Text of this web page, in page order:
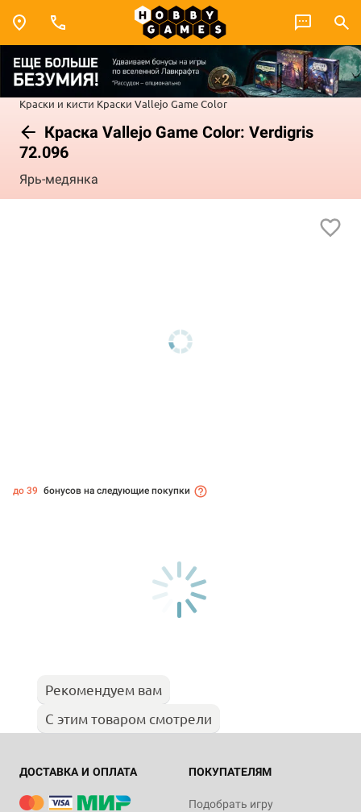
Краски и кисти Краски Vallejo Game Color
Краска Vallejo Game Color: Verdigris
72.096
Ярь-медянка
до 39 бонусов на следующие покупки
Рекомендуем вам
С этим товаром смотрели
ДОСТАВКА И ОПЛАТА ПОКУПАТЕЛЯМ
Подобрать игру